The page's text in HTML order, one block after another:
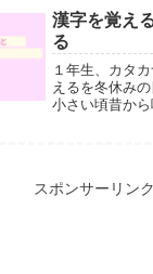
す。どうやっ
刷してくれるサ
漢字を覚え
る
１年生、カタ
えるを冬休み
小さい頃昔から
スポンサーリンク